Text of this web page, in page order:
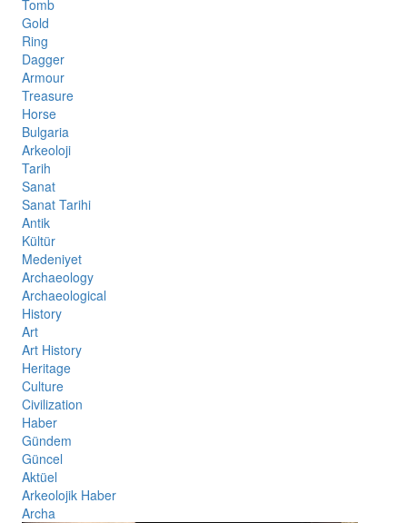
Tomb
Gold
Ring
Dagger
Armour
Treasure
Horse
Bulgaria
Arkeoloji
Tarih
Sanat
Sanat Tarihi
Antik
Kültür
Medeniyet
Archaeology
Archaeological
History
Art
Art History
Heritage
Culture
Civilization
Haber
Gündem
Güncel
Aktüel
Arkeolojik Haber
Archa